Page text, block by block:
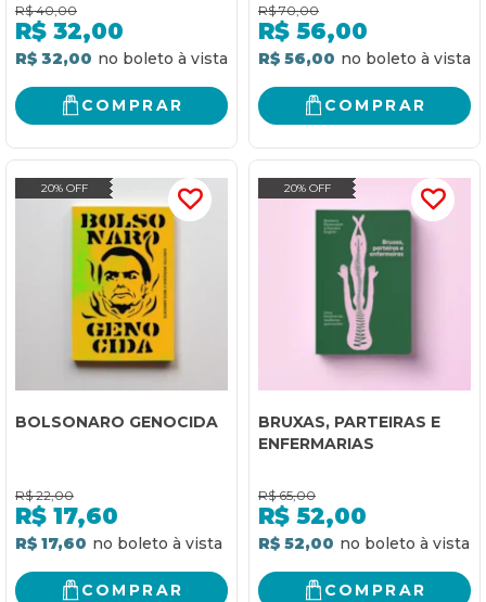
R$ 40,00
R$ 32,00
R$ 32,00
COMPRAR
R$ 70,00
R$ 56,00
R$ 56,00
COMPRAR
20% OFF
BOLSONARO GENOCIDA
R$ 22,00
R$ 17,60
R$ 17,60
COMPRAR
20% OFF
BRUXAS, PARTEIRAS E
ENFERMARIAS
R$ 65,00
R$ 52,00
R$ 52,00
COMPRAR